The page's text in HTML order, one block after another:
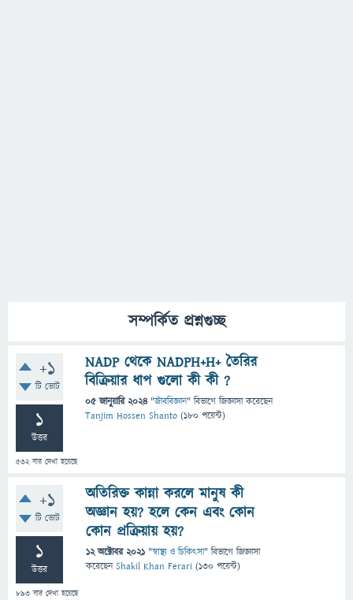
সম্পর্কিত প্রশ্নগুচ্ছ
+1
টি ভোট
1
উত্তর
532বার দেখা হয়েছে
NADP থেকে NADPH+H+ তৈরির
বিক্রিয়ার ধাপ গুলো কী কী ?
05 জানুয়ারি 2024 "জীববিজ্ঞান" বিভাগে জিজ্ঞাসাকরেছেন
Tanjim Hossen Shanto (180 পয়েন্ট)
+1
টি ভোট
1
উত্তর
893 বার দেখা হয়েছে
অতিরিক্ত কান্না করলে মানুষ কী
অজ্ঞান হয়? হলে কেন এবং কোন
কোন প্রক্রিয়ায় হয়?
12 অক্টোবর 2021 "স্বাস্থ্য ও চিকিৎসা" বিভাগে জিজ্ঞাসা
করেছেনShakil Khan Ferari (130 পয়েন্ট)